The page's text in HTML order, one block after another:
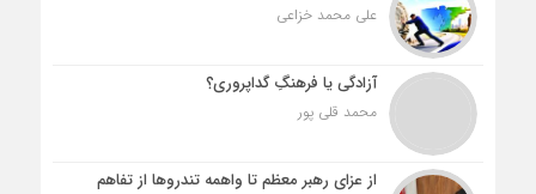
علی محمد خزاعی
آزادگی یا فرهنگِ گداپروری؟
محمد قلی پور
از عزای رهبر معظم تا واهمه تندروها از تفاهم